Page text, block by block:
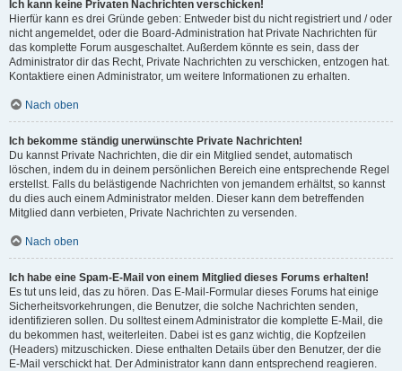
Ich kann keine Privaten Nachrichten verschicken!
Hierfür kann es drei Gründe geben: Entweder bist du nicht registriert und / oder
nicht angemeldet, oder die Board-Administration hat Private Nachrichten für
das komplette Forum ausgeschaltet. Außerdem könnte es sein, dass der
Administrator dir das Recht, Private Nachrichten zu verschicken, entzogen hat.
Kontaktiere einen Administrator, um weitere Informationen zu erhalten.
Nach oben
Ich bekomme ständig unerwünschte Private Nachrichten!
Du kannst Private Nachrichten, die dir ein Mitglied sendet, automatisch
löschen, indem du in deinem persönlichen Bereich eine entsprechende Regel
erstellst. Falls du belästigende Nachrichten von jemandem erhältst, so kannst
du dies auch einem Administrator melden. Dieser kann dem betreffenden
Mitglied dann verbieten, Private Nachrichten zu versenden.
Nach oben
Ich habe eine Spam-E-Mail von einem Mitglied dieses Forums erhalten!
Es tut uns leid, das zu hören. Das E-Mail-Formular dieses Forums hat einige
Sicherheitsvorkehrungen, die Benutzer, die solche Nachrichten senden,
identifizieren sollen. Du solltest einem Administrator die komplette E-Mail, die
du bekommen hast, weiterleiten. Dabei ist es ganz wichtig, die Kopfzeilen
(Headers) mitzuschicken. Diese enthalten Details über den Benutzer, der die
E-Mail verschickt hat. Der Administrator kann dann entsprechend reagieren.